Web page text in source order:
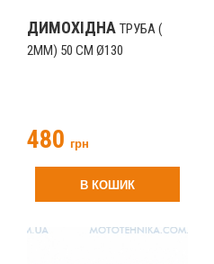
ДИМОХІДНА ТРУБА (
2ММ) 50 СМ Ø130
480 грн
В КОШИК